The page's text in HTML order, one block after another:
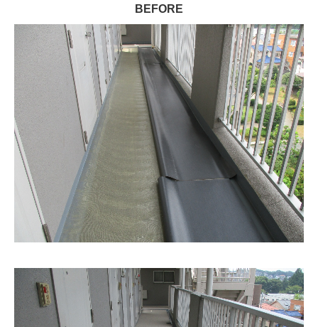
BEFORE